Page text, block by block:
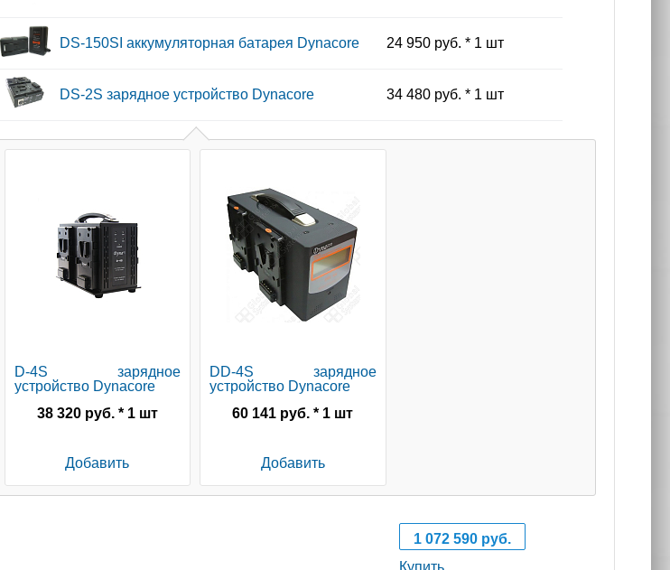
DS-150SI аккумуляторная батарея Dynacore 24 950 руб. * 1 шт
DS-2S зарядное устройство Dynacore 34 480 руб. * 1 шт
D-4S зарядное
устройство Dynacore
38 320 руб. * 1 шт
Добавить
DD-4S зарядное
устройство Dynacore
60 141 руб. * 1 шт
Добавить
1 072 590 руб.
Купить